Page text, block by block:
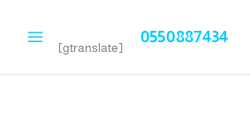
0550887434
[gtranslate]